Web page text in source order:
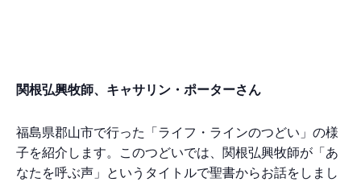
関根弘興牧師、キャサリン・ポーターさん
福島県郡山市で行った「ライフ・ラインのつどい」の様
子を紹介します。このつどいでは、関根弘興牧師が「あ
なたを呼ぶ声」というタイトルで聖書からお話をしまし